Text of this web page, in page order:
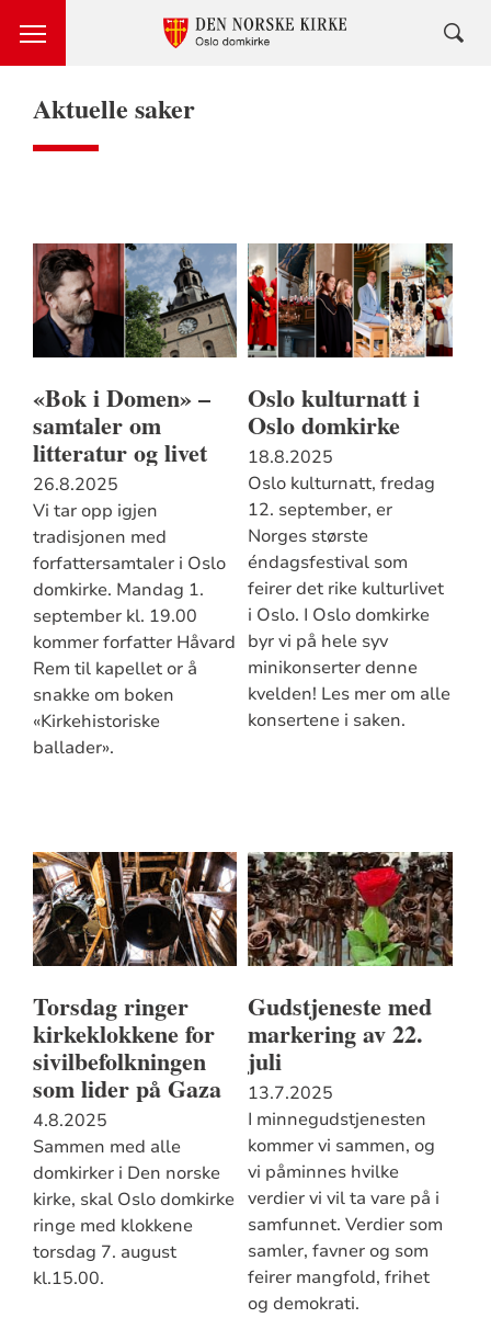
Aktuelle saker
«Bok i Domen» –
samtaler om
litteratur og livet
26.8.2025
Vi tar opp igjen
tradisjonen med
forfattersamtaler i Oslo
domkirke. Mandag 1.
september kl. 19.00
kommer forfatter Håvard
Rem til kapellet or å
snakke om boken
«Kirkehistoriske
ballader».
Oslo kulturnatt i
Oslo domkirke
18.8.2025
Oslo kulturnatt, fredag
12. september, er
Norges største
éndagsfestival som
feirer det rike kulturlivet
i Oslo. I Oslo domkirke
byr vi på hele syv
minikonserter denne
kvelden! Les mer om alle
konsertene i saken.
Torsdag ringer
kirkeklokkene for
sivilbefolkningen
som lider på Gaza
4.8.2025
Sammen med alle
domkirker i Den norske
kirke, skal Oslo domkirke
ringe med klokkene
torsdag 7. august
kl.15.00.
Gudstjeneste med
markering av 22.
juli
13.7.2025
I minnegudstjenesten
kommer vi sammen, og
vi påminnes hvilke
verdier vi vil ta vare på i
samfunnet. Verdier som
samler, favner og som
feirer mangfold, frihet
og demokrati.